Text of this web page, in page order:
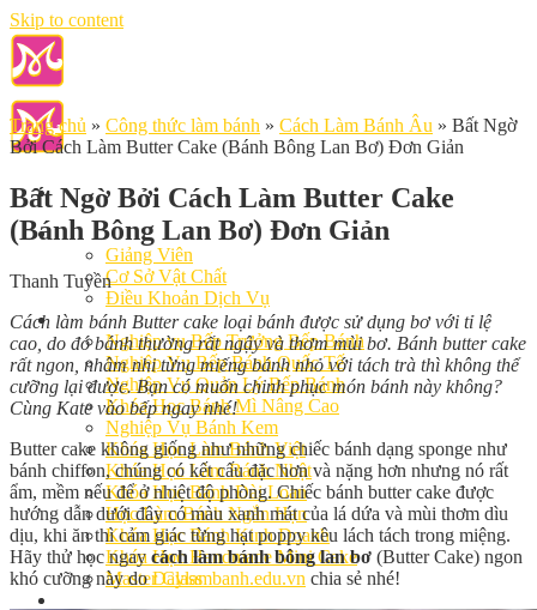
Skip to content
Giới Thiệu
Giảng Viên
Cơ Sở Vật Chất
Điều Khoản Dịch Vụ
Học Làm Bánh
Nghiệp vụ Bếp Trưởng Bếp Bánh
Nghiệp Vụ Bếp Bánh Quốc Tế
Nghiệp Vụ Quản Lý Bếp Bánh
Khóa Học Bánh Mì Nâng Cao
Nghiệp Vụ Bánh Kem
Khóa Học Làm Bánh Việt
Khóa Học Làm Bánh Nhật
Khóa Học Bánh Đài Loan
Học Làm Bánh Ngắn Hạn
Khóa Học Bánh Kinh Doanh
Khóa Học Handmade Mini Cake
Master Class
Trang chủ » Công thức làm bánh » Cách Làm Bánh Âu » Bất Ngờ
Bởi Cách Làm Butter Cake (Bánh Bông Lan Bơ) Đơn Giản
Bất Ngờ Bởi Cách Làm Butter Cake
(Bánh Bông Lan Bơ) Đơn Giản
Thanh Tuyền
Cách làm bánh Butter cake loại bánh được sử dụng bơ với tỉ lệ
cao, do đó bánh thường rất ngậy và thơm mùi bơ. Bánh butter cake
rất ngon, nhâm nhi từng miếng bánh nhỏ với tách trà thì không thể
cưỡng lại được. Bạn có muốn chinh phục món bánh này không?
Cùng Kate vào bếp ngay nhé!
Butter cake không giống như những chiếc bánh dạng sponge như
bánh chiffon, chúng có kết cấu đặc hơn và nặng hơn nhưng nó rất
ẩm, mềm nếu để ở nhiệt độ phòng. Chiếc bánh butter cake được
hướng dẫn dưới đây có màu xanh mát của lá dứa và mùi thơm dìu
dịu, khi ăn thì cảm giác từng hạt poppy kêu lách tách trong miệng.
Hãy thử học ngay cách làm bánh bông lan bơ (Butter Cake) ngon
khó cưỡng này doDaylambanh.edu.vn chia sẻ nhé!